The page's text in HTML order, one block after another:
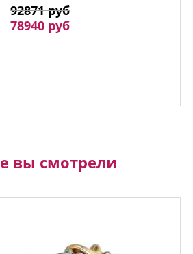
92871 руб
78940 руб
вы смотрели